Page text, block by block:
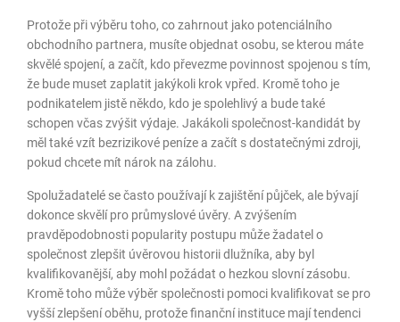
Protože při výběru toho, co zahrnout jako potenciálního
obchodního partnera, musíte objednat osobu, se kterou máte
skvělé spojení, a začít, kdo převezme povinnost spojenou s tím,
že bude muset zaplatit jakýkoli krok vpřed. Kromě toho je
podnikatelem jistě někdo, kdo je spolehlivý a bude také
schopen včas zvýšit výdaje. Jakákoli společnost-kandidát by
měl také vzít bezrizikové peníze a začít s dostatečnými zdroji,
pokud chcete mít nárok na zálohu.
Spolužadatelé se často používají k zajištění půjček, ale bývají
dokonce skvělí pro průmyslové úvěry. A zvýšením
pravděpodobnosti popularity postupu může žadatel o
společnost zlepšit úvěrovou historii dlužníka, aby byl
kvalifikovanější, aby mohl požádat o hezkou slovní zásobu.
Kromě toho může výběr společnosti pomoci kvalifikovat se pro
vyšší zlepšení oběhu, protože finanční instituce mají tendenci